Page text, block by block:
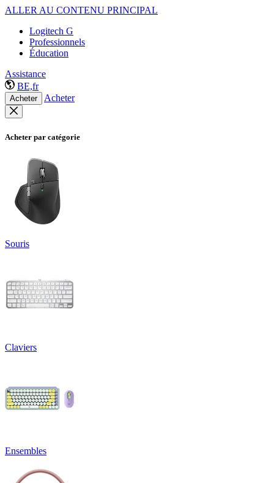
ALLER AU CONTENU PRINCIPAL
Logitech G
Professionnels
Éducation
Assistance
BE,fr
Acheter Acheter
Acheter par catégorie
Souris
Claviers
Ensembles